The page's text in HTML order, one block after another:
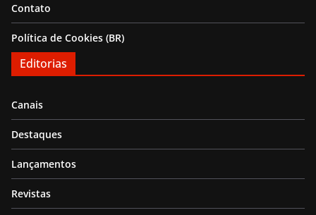
Contato
Política de Cookies (BR)
Editorias
Canais
Destaques
Lançamentos
Revistas